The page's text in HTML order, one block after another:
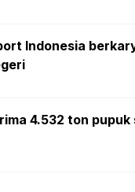
Indonesia
4.532 ton pupuk